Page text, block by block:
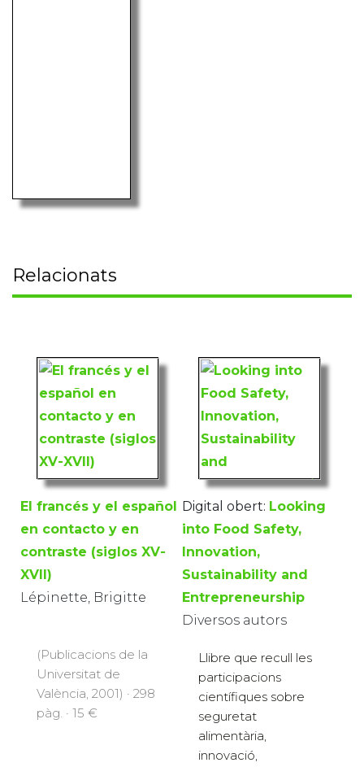
Relacionats
El francés y el español
en contacto y en
contraste (siglos XV-
XVII)
Lépinette, Brigitte
(Publicacions de la
Universitat de
València, 2001) · 298
pàg. · 15 €
Digital obert: Looking
into Food Safety,
Innovation,
Sustainability and
Entrepreneurship
Diversos autors
Llibre que recull les
participacions
científiques sobre
seguretat
alimentària,
innovació,